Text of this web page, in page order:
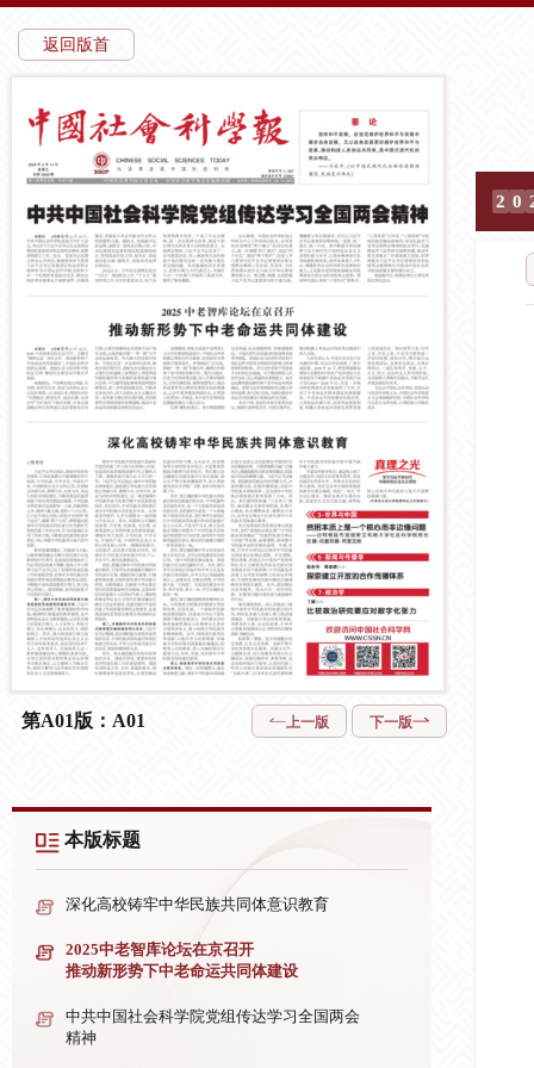
返回版首
第A01版：A01 上一版 下一版
本版标题
深化高校铸牢中华民族共同体意识教育
2025中老智库论坛在京召开
推动新形势下中老命运共同体建设
中共中国社会科学院党组传达学习全国两会
精神
2 0